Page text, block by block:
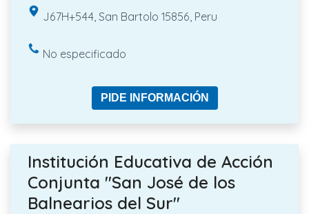
J67H+544, San Bartolo 15856, Peru
No especificado
PIDE INFORMACIÓN
Institución Educativa de Acción
Conjunta "San José de los
Balnearios del Sur"